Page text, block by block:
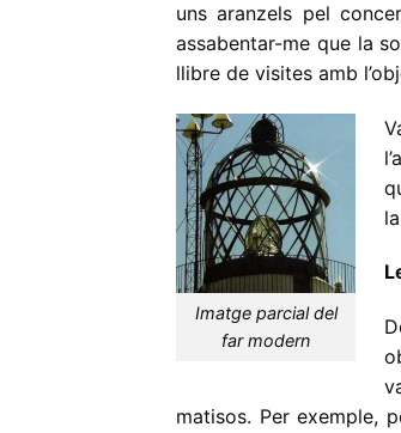
uns aranzels pel
assabentar-me que la
llibre de visites amb
Imatge parcial del
far modern
matisos. Per exemple,